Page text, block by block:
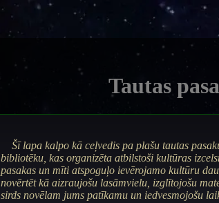
Tautas
Šī lapa kalpo kā ceļvedis pa plašu tautas
bibliotēku, kas organizēta atbilstoši kultūras
pasakas un mīti atspoguļo ievērojamo kultūru
novērtēt kā aizraujošu lasāmvielu, izglītojošu
sirds novēlam jums patīkamu un iedvesmojošu